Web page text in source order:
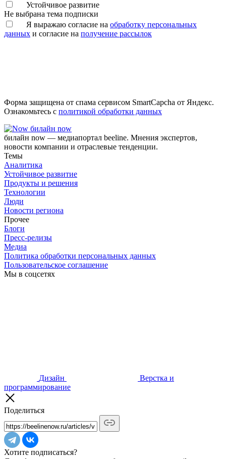
Устойчивое развитие
Не выбрана тема подписки
Я выражаю согласие на обработку персональных
данных и согласие на получение рассылок
Форма защищена от спама сервисом SmartCapcha от Яндекс.
Ознакомьтесь с политикой обработки данных
билайн now
билайн now — медиапортал beeline. Мнения экспертов,
новости компании и отраслевые тенденции.
Темы
Аналитика
Устойчивое развитие
Продукты и решения
Технологии
Люди
Новости региона
Прочее
Блоги
Пресс-релизы
Медиа
Политика обработки персональных данных
Пользовательское соглашение
Мы в соцсетях
Дизайн
Верстка и
программирование
Поделиться
Хотите подписаться?